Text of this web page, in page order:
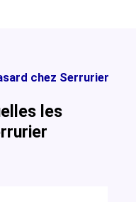
chez Serrurier
les